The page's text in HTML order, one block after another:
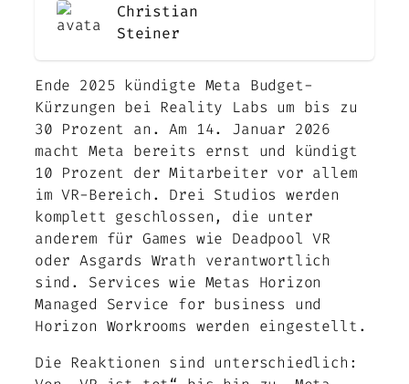
Christian
Steiner
Ende 2025 kündigte Meta Budget-
Kürzungen bei Reality Labs um bis zu
30 Prozent an. Am 14. Januar 2026
macht Meta bereits ernst und kündigt
10 Prozent der Mitarbeiter vor allem
im VR-Bereich. Drei Studios werden
komplett geschlossen, die unter
anderem für Games wie Deadpool VR
oder Asgards Wrath verantwortlich
sind. Services wie Metas Horizon
Managed Service for business und
Horizon Workrooms werden eingestellt.
Die Reaktionen sind unterschiedlich: